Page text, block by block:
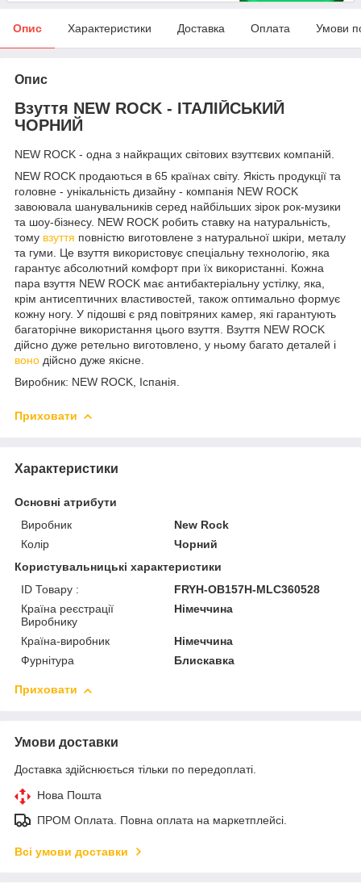
Опис Характеристики Доставка Оплата Умови
Опис
Взуття NEW ROCK - ІТАЛІЙСЬКИЙ
ЧОРНИЙ
NEW ROCK - одна з найкращих світових взуттєвих компаній.
NEW ROCK продаються в 65 країнах світу. Якість продукції та
головне - унікальність дизайну - компанія NEW ROCK
завоювала шанувальників серед найбільших зірок рок-музики
та шоу-бізнесу. NEW ROCK робить ставку на натуральність,
тому взуття повністю виготовлене з натуральної шкіри, металу
та гуми. Це взуття використовує спеціальну технологію, яка
гарантує абсолютний комфорт при їх використанні. Кожна
пара взуття NEW ROCK має антибактеріальну устілку, яка,
крім антисептичних властивостей, також оптимально формує
кожну ногу. У підошві є ряд повітряних камер, які гарантують
багаторічне використання цього взуття. Взуття NEW ROCK
дійсно дуже ретельно виготовлено, у ньому багато деталей і
воно дійсно дуже якісне.
Виробник: NEW ROCK, Іспанія.
Приховати
Характеристики
Основні атрибути
Виробник
New Rock
Колір
Чорний
Користувальницькі характеристики
ID Товару :
FRYH-OB157H-MLC360528
Країна реєстрації
Виробнику
Німеччина
Країна-виробник
Німеччина
Фурнітура
Блискавка
Приховати
Умови доставки
Доставка здійснюється тільки по передоплаті.
Нова Пошта
ПРОМ Оплата. Повна оплата на маркетплейсі.
Всі умови доставки